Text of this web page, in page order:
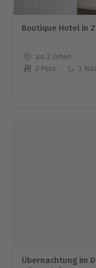
Boutique Hotel in
Standort
an 2 Orten
Anzahl der
2 Pers. 2
Übernachtung im